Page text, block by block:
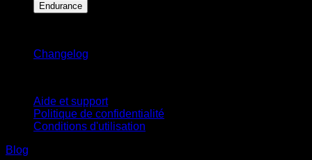
Endurance
Changelog
Aide et support
Politique de confidentialité
Conditions d'utilisation
Blog